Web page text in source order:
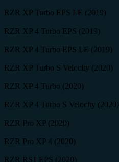
RZR XP Turbo EPS LE (2019)
RZR XP 4 Turbo EPS (2019)
RZR XP 4 Turbo EPS LE (2019)
RZR XP Turbo S Velocity (2020)
RZR XP 4 Turbo (2020)
RZR XP 4 Turbo S Velocity (2020)
RZR Pro XP (2020)
RZR Pro XP 4 (2020)
RZR RS1 EPS (2020)